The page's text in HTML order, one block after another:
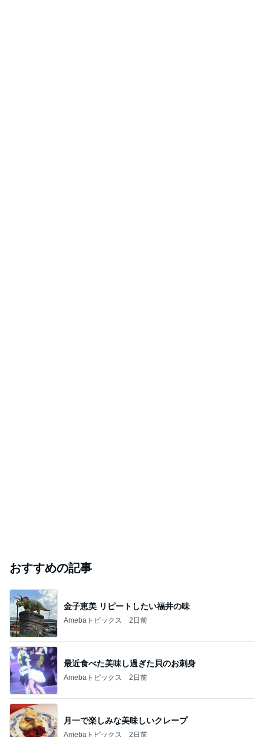
おすすめの記事
金子恵美 リピートしたい福井の味
Amebaトピックス 2日前
最近食べた美味し過ぎた貝のお刺身
Amebaトピックス 2日前
月一で楽しみな美味しいクレープ
Amebaトピックス 2日前